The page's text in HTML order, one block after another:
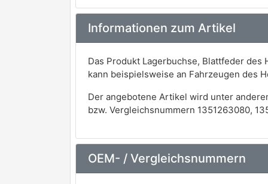
Informationen zum Artikel
Das Produkt Lagerbuchse, Blattfeder des
kann beispielsweise an Fahrzeugen des
Der angebotene Artikel wird unter
bzw. Vergleichsnummern 1351263080,
OEM- / Vergleichsnummern